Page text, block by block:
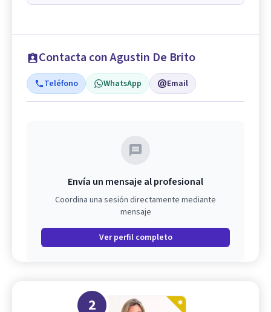
Contacta con Agustin De Brito
Teléfono WhatsApp Email
Envía un mensaje al profesional
Coordina una sesión directamente mediante
mensaje
Ver perfil completo
2